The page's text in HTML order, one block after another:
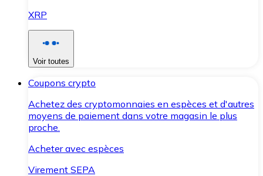
XRP
Voir toutes
Coupons crypto
Achetez des cryptomonnaies en espèces et d'autres
moyens de paiement dans votre magasin le plus
proche.
Acheter avec espèces
Virement SEPA